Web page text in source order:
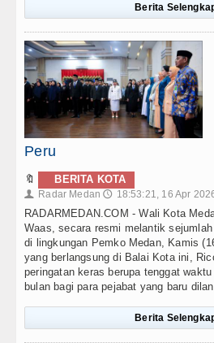
Berita
Peru
🔖 BERITA KOTA
👤 Radar Medan 🕔 18:53:21, 16 Apr
RADARMEDAN.COM - Wali Kota
Waas, secara resmi melantik
di lingkungan Pemko Medan, Kamis
yang berlangsung di Balai Kota ini,
peringatan keras berupa tenggat
bulan bagi para pejabat yang baru
Berita